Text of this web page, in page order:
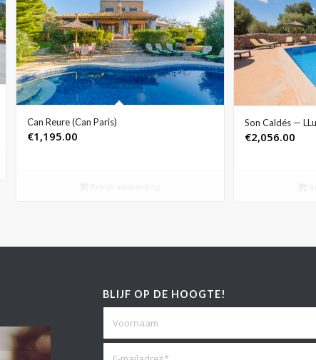
Can Reure (Can Paris)
€1,195.00
Son Caldés —
€2,056.00
BLIJF OP DE HOOGTE!